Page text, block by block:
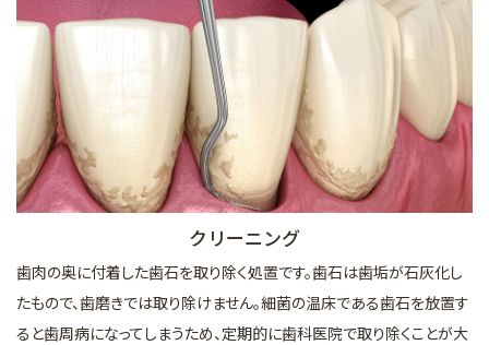
クリーニング
歯肉の奥に付着した歯石を取り除く処置です。歯石は歯垢が石灰化し
たもので、歯磨きでは取り除けません。細菌の温床である歯石を放置す
ると歯周病になってしまうため、定期的に歯科医院で取り除くことが大